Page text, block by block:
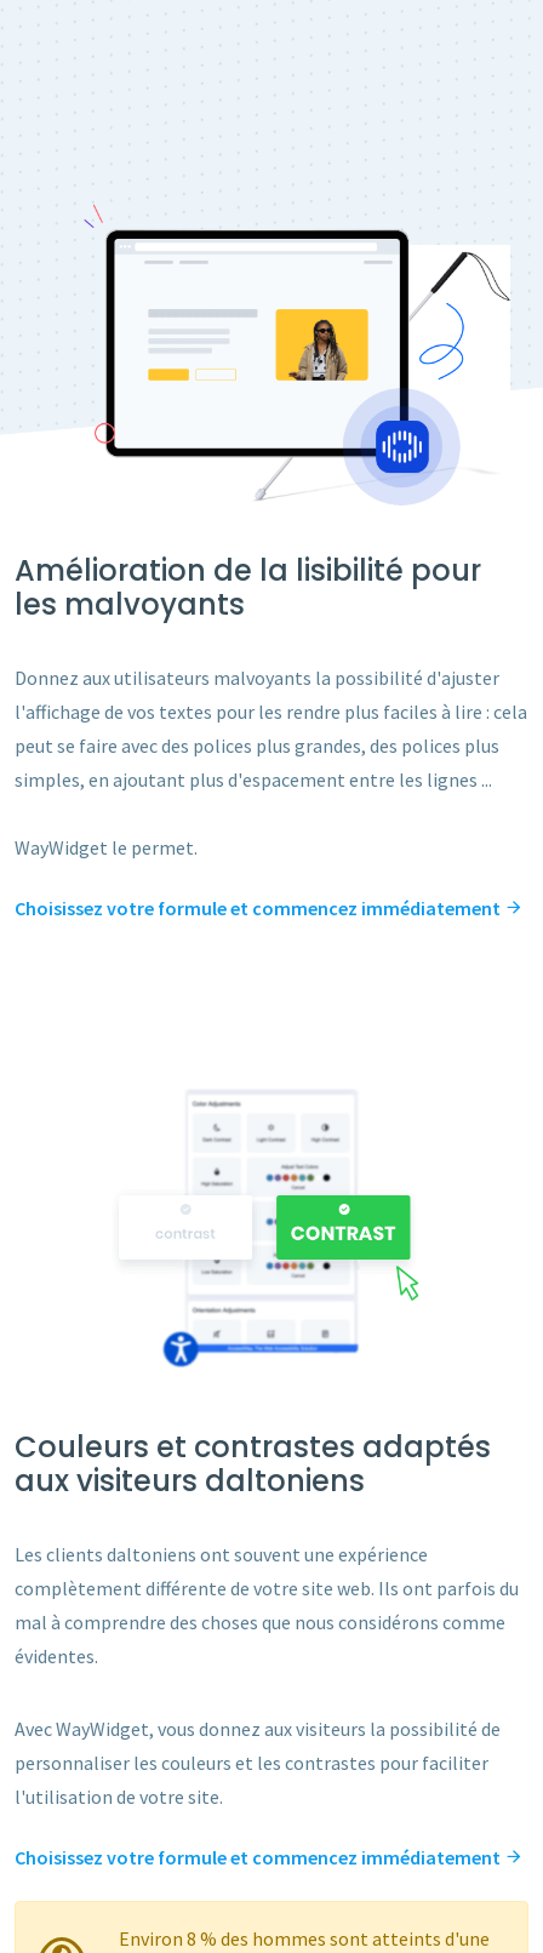
Amélioration de la lisibilité pour
les malvoyants
Donnez aux utilisateurs malvoyants la possibilité d'ajuster
l'affichage de vos textes pour les rendre plus faciles à lire : cela
peut se faire avec des polices plus grandes, des polices plus
simples, en ajoutant plus d'espacement entre les lignes ...
WayWidget le permet.
Choisissez votre formule et commencez immédiatement
Couleurs et contrastes adaptés
aux visiteurs daltoniens
Les clients daltoniens ont souvent une expérience
complètement différente de votre site web. Ils ont parfois du
mal à comprendre des choses que nous considérons comme
évidentes.
Avec WayWidget, vous donnez aux visiteurs la possibilité de
personnaliser les couleurs et les contrastes pour faciliter
l'utilisation de votre site.
Choisissez votre formule et commencez immédiatement
Environ 8 % des hommes sont atteints d'une